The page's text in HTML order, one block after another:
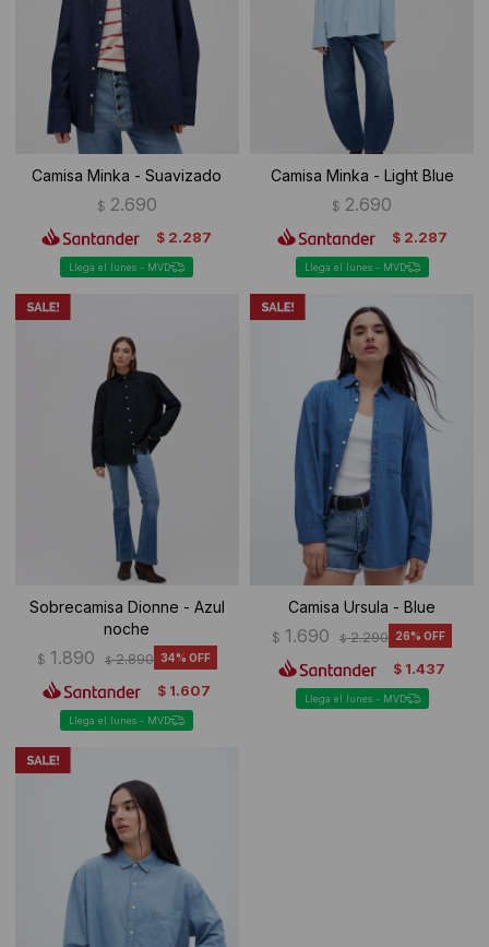
Camisa Minka - Suavizado
$ 2.690
$ 2.287
Llega el lunes - MVD
Camisa Minka - Light Blue
$ 2.690
$ 2.287
Llega el lunes - MVD
Sobrecamisa Dionne - Azul
noche
$ 1.890 $ 2.890 34
$ 1.607
Llega el lunes - MVD
Camisa Ursula - Blue
$ 1.690 $ 2.290 26
$ 1.437
Llega el lunes - MVD
Ropa Interior
Canguros
Camperas
Buzos
Shorts de baño
Camisas y blusas
Vestidos
Sherpas